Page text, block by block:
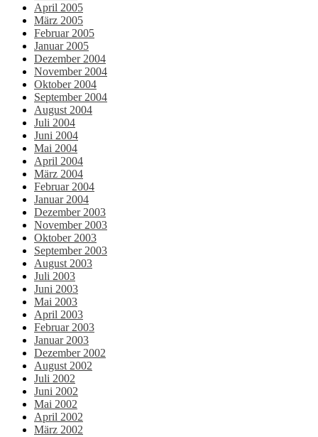
April 2005
März 2005
Februar 2005
Januar 2005
Dezember 2004
November 2004
Oktober 2004
September 2004
August 2004
Juli 2004
Juni 2004
Mai 2004
April 2004
März 2004
Februar 2004
Januar 2004
Dezember 2003
November 2003
Oktober 2003
September 2003
August 2003
Juli 2003
Juni 2003
Mai 2003
April 2003
Februar 2003
Januar 2003
Dezember 2002
August 2002
Juli 2002
Juni 2002
Mai 2002
April 2002
März 2002